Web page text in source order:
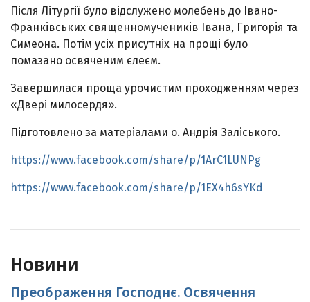
Після Літургії було відслужено молебень до Івано-
Франківських священномучеників Івана, Григорія та
Симеона. Потім усіх присутніх на прощі було
помазано освяченим єлеєм.
Завершилася проща урочистим проходженням через
«Двері милосердя».
Підготовлено за матеріалами о. Андрія Заліського.
https://www.facebook.com/share/p/1ArC1LUNPg
https://www.facebook.com/share/p/1EX4h6sYKd
Новини
Преображення Господнє. Освячення